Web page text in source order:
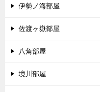
伊勢ノ海部屋
佐渡ヶ嶽部屋
八角部屋
境川部屋